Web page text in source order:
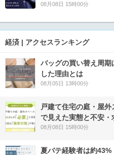
08月08日 15時00分
経済 | アクセスランキング
バッグの買い替え周
した理由とは
08月05日 13時00分
戸建て住宅の庭・屋
で見えた実態と不安・
08月08日 15時00分
夏バテ経験者は約43%